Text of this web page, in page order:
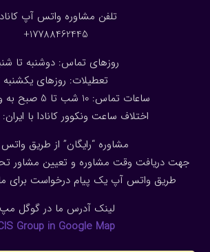
تلفن مشاوره واتس آپ
17788462445+
روزهای تماس: دوشنبه تا
تعطیلات: روزهای یکشنبه
ساعات تماس: 10 شب تا 5 صبح به وقت ایران
اختلاف ساعت ونکوور کانادا با ایران: 1
مشاوره “رایگان” از طریق
جهت دریافت وقت مشاوره و تعیین مشاور
طریق واتس آپ یک پیام درخواست برای ما
لینک آدرس ما در گوگل
Group in Google Map